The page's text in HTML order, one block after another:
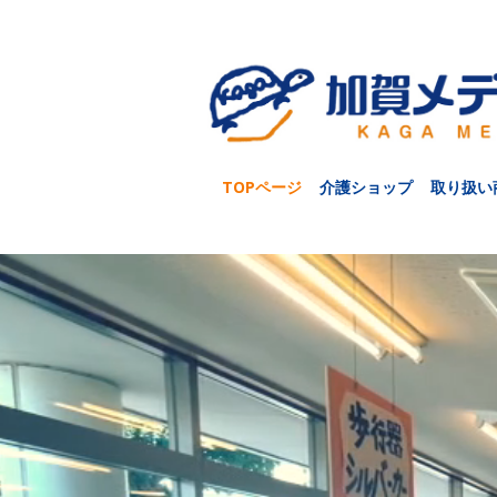
TOPページ 介護ショップ 取り扱い